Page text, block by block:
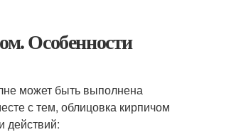
Особенности
может быть выполнена
с тем, облицовка кирпичом
действий: